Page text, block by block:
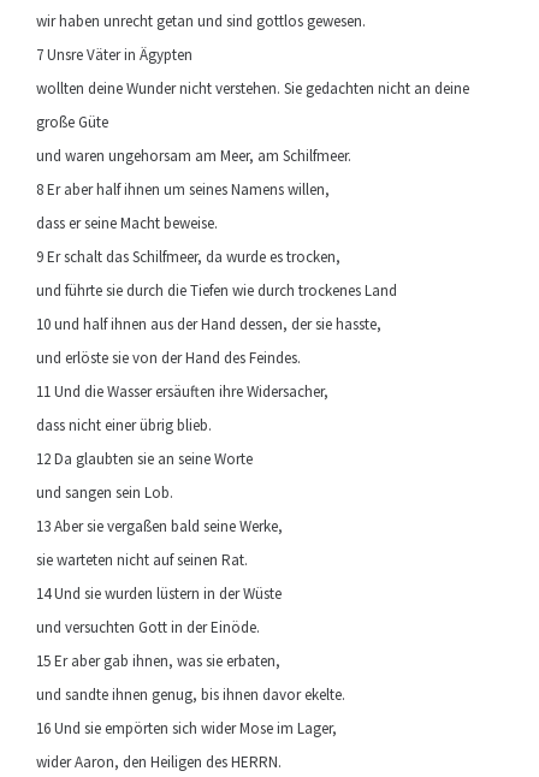
wir haben unrecht getan und sind gottlos gewesen.
7 Unsre Väter in Ägypten
wollten deine Wunder nicht verstehen. Sie gedachten nicht an deine
große Güte
und waren ungehorsam am Meer, am Schilfmeer.
8 Er aber half ihnen um seines Namens willen,
dass er seine Macht beweise.
9 Er schalt das Schilfmeer, da wurde es trocken,
und führte sie durch die Tiefen wie durch trockenes Land
10 und half ihnen aus der Hand dessen, der sie hasste,
und erlöste sie von der Hand des Feindes.
11 Und die Wasser ersäuften ihre Widersacher,
dass nicht einer übrig blieb.
12 Da glaubten sie an seine Worte
und sangen sein Lob.
13 Aber sie vergaßen bald seine Werke,
sie warteten nicht auf seinen Rat.
14 Und sie wurden lüstern in der Wüste
und versuchten Gott in der Einöde.
15 Er aber gab ihnen, was sie erbaten,
und sandte ihnen genug, bis ihnen davor ekelte.
16 Und sie empörten sich wider Mose im Lager,
wider Aaron, den Heiligen des HERRN.